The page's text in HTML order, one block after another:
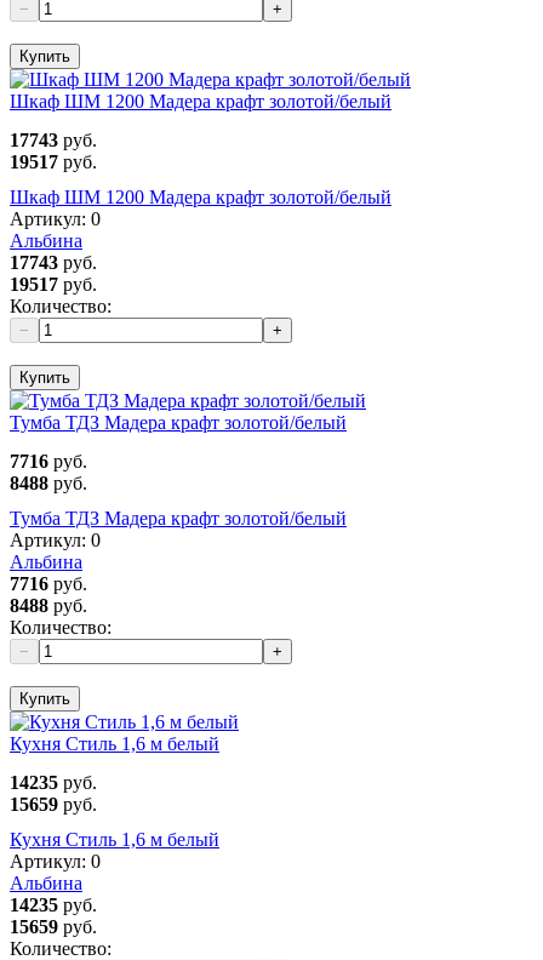
− +
Купить
Шкаф ШМ 1200 Мадера крафт золотой/белый
17743 руб.
19517 руб.
Шкаф ШМ 1200 Мадера крафт золотой/белый
Артикул: 0
Альбина
17743 руб.
19517 руб.
Количество:
− +
Купить
Тумба ТДЗ Мадера крафт золотой/белый
7716 руб.
8488 руб.
Тумба ТДЗ Мадера крафт золотой/белый
Артикул: 0
Альбина
7716 руб.
8488 руб.
Количество:
− +
Купить
Кухня Стиль 1,6 м белый
14235 руб.
15659 руб.
Кухня Стиль 1,6 м белый
Артикул: 0
Альбина
14235 руб.
15659 руб.
Количество: